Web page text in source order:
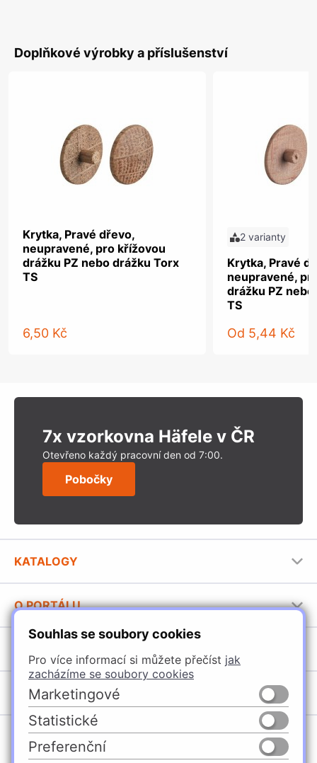
Souhlas se soubory cookies
Pro více informací si můžete přečíst jak
zacházíme se soubory cookies
Marketingové
Statistické
Preferenční
Doplňkové výrobky a příslušenství
Krytka, Pravé dřevo,
neupravené, pro křížovou
drážku PZ nebo drážku Torx
TS
6,50 Kč
2 varianty
Krytka, Pravé
neupravené,
drážku PZ
TS
Od 5,44 Kč
7x vzorkovna Häfele v ČR
Otevřeno každý pracovní den od 7:00.
Pobočky
KATALOGY
Stavební katalog Häfele
Brožury Häfele
O PORTÁLU
Provozovatel portálu
Jak používat portál
Úchytky
Nábytkové kování
Vybavení kuchyní
Osvětlení a elektro
POBOČKY
Domašín
Vyškov